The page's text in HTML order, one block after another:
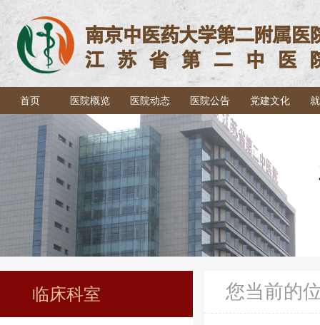
首页 医院概览 医院动态 医院公告 党建文化
临床科室 您当前的